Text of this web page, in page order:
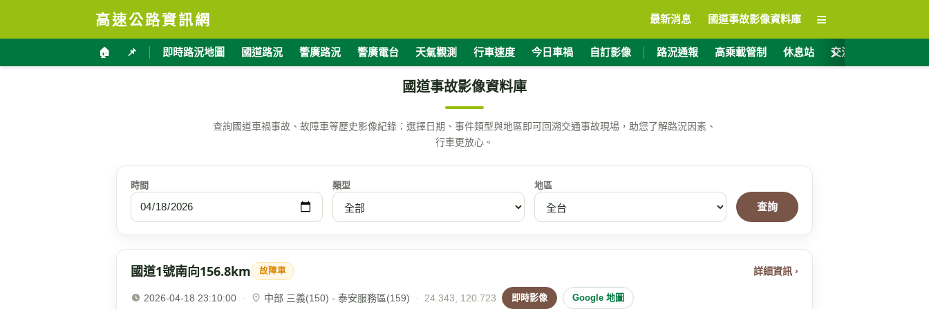
高速公路資訊網 最新消息 國道事故影像資料庫 ≡
🏠 📌 即時路況地圖 國道路況 警廣路況 警廣電台 天氣觀測 行車速度 今日車禍 自訂影像 路況通報 高乘載管制 休息站 交流道資訊
›
國道事故影像資料庫
查詢國道車禍事故、故障車等歷史影像紀錄：選擇日期、事件類型與地區即可回溯交通事故現場，助您了解路況因素、
行車更放心。
時間 類型 地區
查詢
國道1號南向156.8km 故障車 詳細資訊 ›
2026-04-18 23:10:00 · 中部 三義(150) - 泰安服務區(159) · 24.343, 120.723 即時影像 Google 地圖